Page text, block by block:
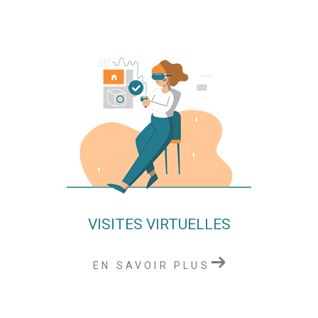
VISITES VIRTUELLES
EN SAVOIR PLUS